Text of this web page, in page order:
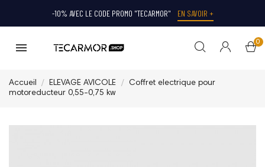
-10% AVEC LE CODE PROMO "TECARMOR" EN SAVOIR +
0
Accueil ELEVAGE AVICOLE
Coffret electrique pour
motoreducteur 0,55-0,75 kw